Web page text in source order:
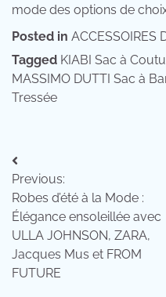
mode des options de
Posted in ACCESSOIRES
Tagged KIABI Sac à
MASSIMO DUTTI Sac à
Tressée
Navigation
de
l’article
Previous:
Robes d’été à la Mode :
Élégance ensoleillée avec
ULLA JOHNSON, ZARA,
Jacques Mus et FROM
FUTURE